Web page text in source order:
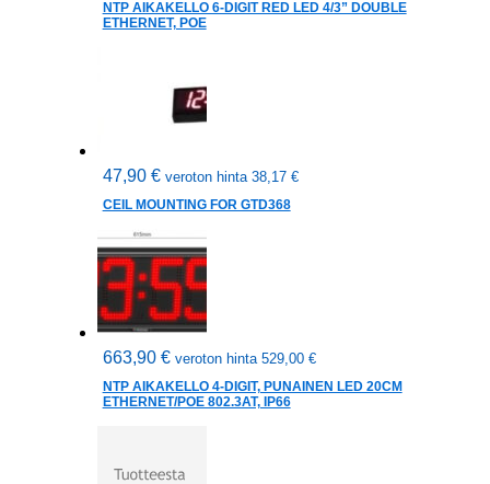
NTP AIKAKELLO 6-DIGIT RED LED 4/3” DOUBLE
ETHERNET, POE
47,90 € veroton hinta 38,17 €
CEIL MOUNTING FOR GTD368
663,90 € veroton hinta 529,00 €
NTP AIKAKELLO 4-DIGIT, PUNAINEN LED 20CM
ETHERNET/POE 802.3AT, IP66